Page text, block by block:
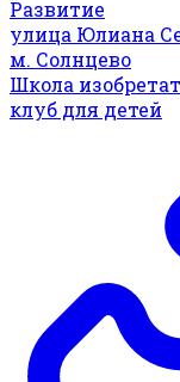
Развитие
улица Юлиана
м. Солнцево
Школа
клуб для детей